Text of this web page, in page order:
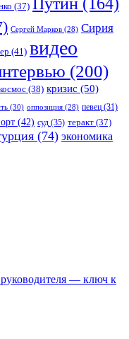
(37)
Сергей Марков (28) Сирия
(41) видео
(200)
(38) кризис (50)
(30) оппозиция (28) певец (31)
(42) суд (35) теракт (37)
(74) экономика
руководителя — ключ к